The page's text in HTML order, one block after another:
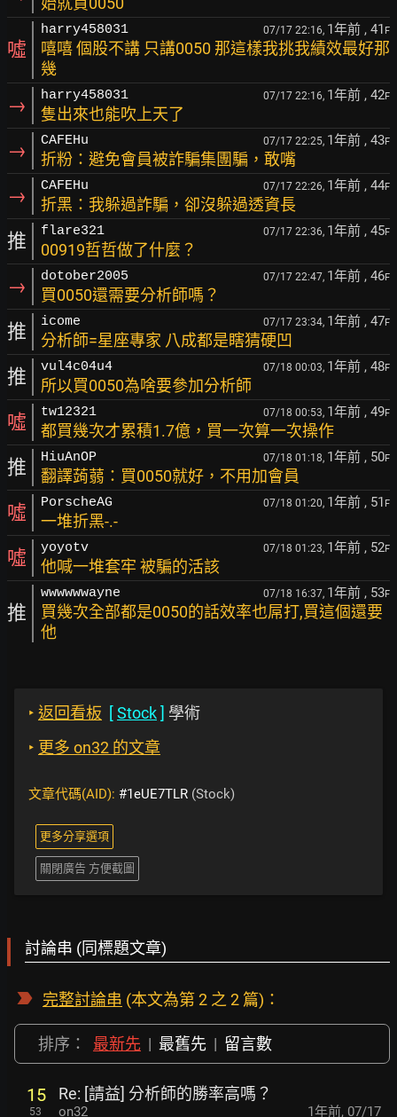
噓
harry458031 07/17 22:16, 1年前 , 41 F
嘻嘻 個股不講 只講0050 那這樣我挑我績效最好那
幾
→ harry458031 07/17 22:16, 1年前 , 42F
隻出來也能吹上天了
→ CAFEHu 07/17 22:25, 1年前 , 43F
折粉：避免會員被詐騙集團騙，敢嘴
→ CAFEHu 07/17 22:26, 1年前 , 44F
折黑：我躲過詐騙，卻沒躲過透資長
推 flare321 07/17 22:36, 1年前 , 45F
00919哲哲做了什麼？
→ dotober2005 07/17 22:47, 1年前 , 46F
買0050還需要分析師嗎？
推 icome 07/17 23:34, 1年前 , 47F
分析師=星座專家 八成都是瞎猜硬凹
推 vul4c04u4 07/18 00:03, 1年前 , 48F
所以買0050為啥要參加分析師
噓 tw12321 07/18 00:53, 1年前 , 49F
都買幾次才累積1.7億，買一次算一次操作
推 HiuAnOP 07/18 01:18, 1年前 , 50F
翻譯蒟蒻：買0050就好，不用加會員
噓 PorscheAG 07/18 01:20, 1年前 , 51 F
一堆折黑-.-
噓 yoyotv 07/18 01:23, 1年前 , 52F
他喊一堆套牢 被騙的活該
推
wwwwwwayne 07/18 16:37, 1年前 , 53F
買幾次全部都是0050的話效率也屌打,買這個還要
他
‣ 返回看板 [Stock] 學術
‣ 更多 on32 的文章
文章代碼(AID): #1eUE7TLR (Stock)
更多分享選項
關閉廣告 方便截圖
討論串 (同標題文章)
完整討論串 (本文為第 2 之 2 篇)：
排序： 最新先 | 最舊先 | 留言數
15
53
Re: [請益] 分析師的勝率高嗎？
on32 1年前, 07/17